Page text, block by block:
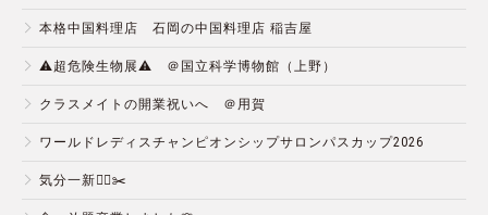
本格中国料理店 石岡の中国料理店 稲吉屋
⚠️超危険生物展⚠️ ＠国立科学博物館（上野）
クラスメイトの開業祝いへ ＠用賀
ワールドレディスチャンピオンシップサロンパスカップ2026
気分一新💇‍♂️✂️